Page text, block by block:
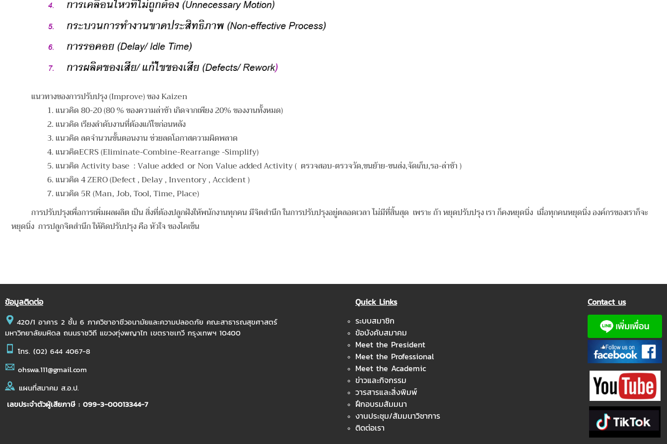
แนวทางของการปรับปรุง (Improve) ของ Kaizen
1. แนวคิด 80-20 (80 % ของความล่าช้า เกิดจากเพียง 20% ของงานทั้งหมด)
2. แนวคิด เรียงลำดับงานที่ต้องแก้ไขก่อนหลัง
3. แนวคิด ลดจำนวนขั้นตอนงาน ช่วยลดโอกาสความผิดพลาด
4. แนวคิดECRS (Eliminate-Combine-Rearrange -Simplify)
5. แนวคิด Activity base : Value added or Non Value added Activity ( ตรวจสอบ-ตรวจวัด,ขนย้าย-ขนส่ง,จัดเก็บ,รอ-ล่าช้า )
6. แนวคิด 4 ZERO (Defect , Delay , Inventory , Accident )
7. แนวคิด 5R (Man, Job, Tool, Time, Place)
การปรับปรุงเพื่อการเพิ่มผลผลิต เป็น สิ่งที่ต้องปลูกฝังให้พนักงานทุกคน มีจิตสำนึก ในการปรับปรุงอยู่ตลอดเวลา ไม่มีที่สิ้นสุด เพราะ ถ้า หยุดปรับปรุง เรา ก็คงหยุดนิ่ง เมื่อทุกคนหยุดนิ่ง องค์กรของเราก็จะ
หยุดนิ่ง การปลูกจิตสำนึก ให้คิดปรับปรุง คือ หัวใจ ของไคเซ็น
ข้อมูลติดต่อ
420/1 อาคาร 2 ชั้น 6 ภาควิชาอาชีวอนามัยและความปลอดภัย คณะสาธารณสุขศาสตร์
มหาวิทยาลัยมหิดล ถนนราชวิถี แขวงทุ่งพญาไท เขตราชเทวี กรุงเทพฯ 10400
โทร. (02) 644 4067-8
ohswa.111@gmail.com
แผนที่สมาคม ส.อ.ป.
เลขประจำตัวผู้เสียภาษี : 099-3-00013344-7
Quick Links
ระบบสมาชิก
ข้อบังคับสมาคม
Meet the President
Meet the Professional
Meet the Academic
ข่าวและกิจกรรม
วารสารและสิ่งพิมพ์
ฝึกอบรมสัมมนา
งานประชุม/สัมมนาวิชาการ
ติดต่อเรา
Contact us